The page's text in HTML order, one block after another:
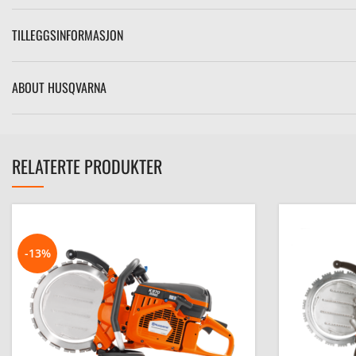
TILLEGGSINFORMASJON
ABOUT HUSQVARNA
RELATERTE PRODUKTER
-13%